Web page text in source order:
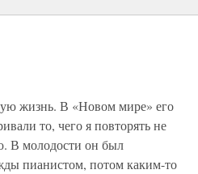
жизнь. В «Новом мире» его
то, чего я повторять не
В молодости он был
пианистом, потом каким-то